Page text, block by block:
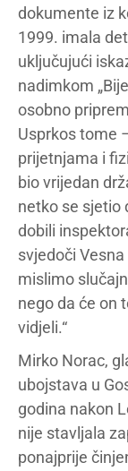
dokumente iz
1999. imala
uključujući
nadimkom
osobno
Usprkos tome
prijetnjama i
bio vrijedan
netko se sjetio
dobili
svjedoči Vesna
mislimo
nego da će on
vidjeli.“
Mirko Norac,
ubojstava u
godina nakon
nije stavljala
ponajprije